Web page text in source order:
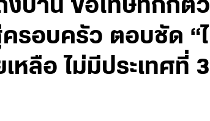
งบ้าน ขอโทษที่กักตั
รอบครัว ตอบชัด “ไ
หลือ ไม่มีประเทศที่